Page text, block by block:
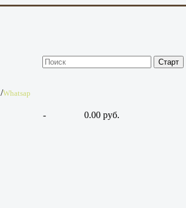
/Whatsap
-
0.00 руб.